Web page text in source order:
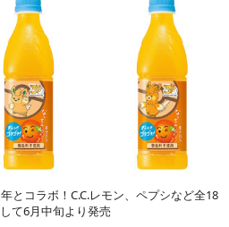
とコラボ！C.C.レモン、ペプシなど全18
て6月中旬より発売